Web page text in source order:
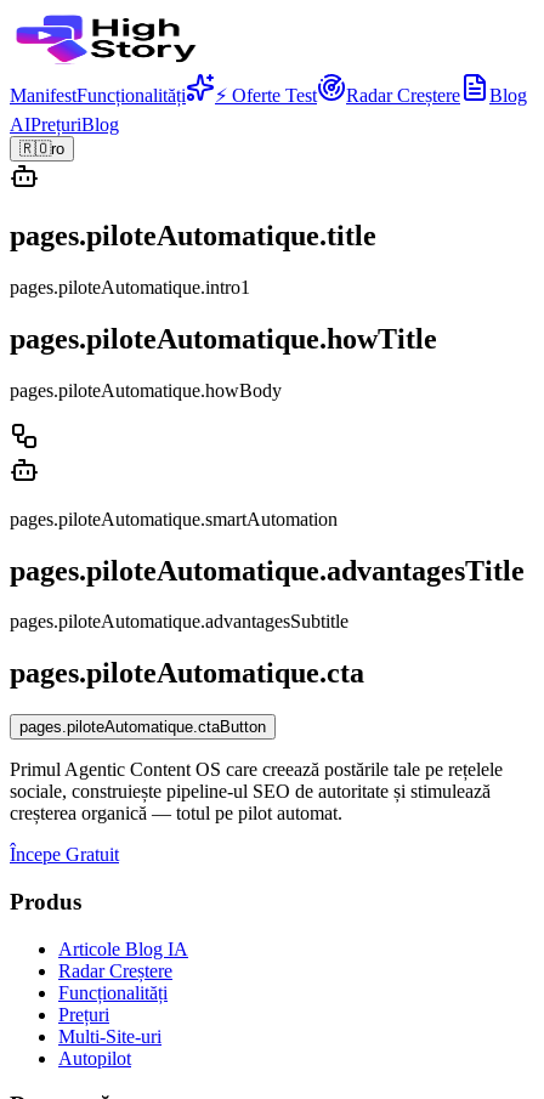
ManifestFuncționalități ⚡ Oferte Test Radar Creștere
Blog
AIPrețuriBlog
🇷🇴ro
pages.piloteAutomatique.title
pages.piloteAutomatique.intro1
pages.piloteAutomatique.howTitle
pages.piloteAutomatique.howBody
pages.piloteAutomatique.smartAutomation
pages.piloteAutomatique.advantagesTitle
pages.piloteAutomatique.advantagesSubtitle
pages.piloteAutomatique.cta
pages.piloteAutomatique.ctaButton
Primul Agentic Content OS care creează postările tale pe rețelele
sociale, construiește pipeline-ul SEO de autoritate și stimulează
creșterea organică — totul pe pilot automat.
Începe Gratuit
Produs
Articole Blog IA
Radar Creștere
Funcționalități
Prețuri
Multi-Site-uri
Autopilot